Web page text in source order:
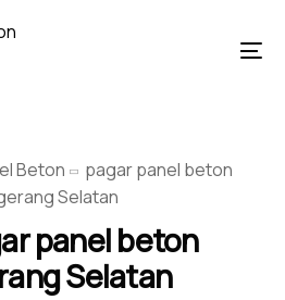
Beton
pagar panel beton
Selatan
panel beton
Selatan